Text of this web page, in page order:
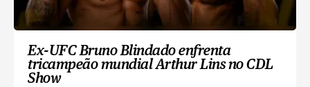
Ex-UFC Bruno Blindado enfrenta
tricampeão mundial Arthur Lins no CDL
Show